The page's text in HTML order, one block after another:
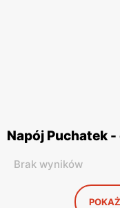
Napój Puchatek
Brak wyników